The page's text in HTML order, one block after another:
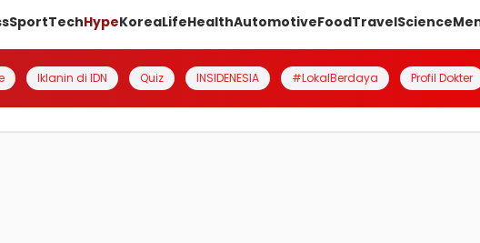
SportTechHypeKoreaLifeHealthAutomotiveFoodTravelScience
Iklanin di IDN Quiz INSIDENESIA #LokalBerdaya Profil Dokter